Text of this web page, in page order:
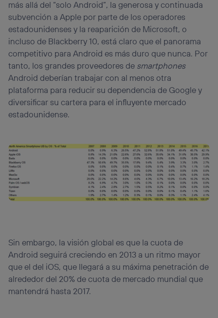
más allá del “solo Android”, la generosa y continuada
subvención a Apple por parte de los operadores
estadounidenses y la reaparición de Microsoft, o
incluso de Blackberry 10, está claro que el panorama
competitivo para Android es más duro que nunca. Por
tanto, los grandes proveedores de smartphones
Android deberían trabajar con al menos otra
plataforma para reducir su dependencia de Google y
diversificar su cartera para el influyente mercado
estadounidense.
Sin embargo, la visión global es que la cuota de
Android seguirá creciendo en 2013 a un ritmo mayor
que el del iOS, que llegará a su máxima penetración de
alrededor del 20% de cuota de mercado mundial que
mantendrá hasta 2017.